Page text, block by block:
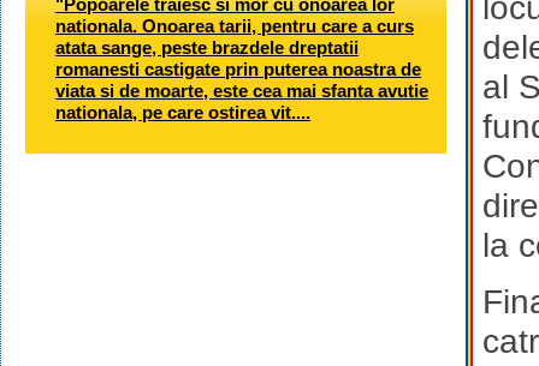
al
la
"Popoarele traiesc si mor cu onoarea lor
nationala. Onoarea tarii, pentru care a curs
atata sange, peste brazdele dreptatii
romanesti castigate prin puterea noastra de
viata si de moarte, este cea mai sfanta avutie
nationala, pe care ostirea vit....